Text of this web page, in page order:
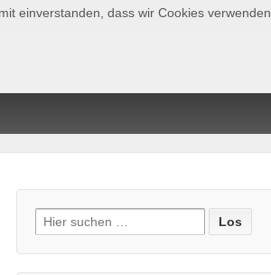
Suche nach:
einverstanden, dass wir Cookies verwenden.